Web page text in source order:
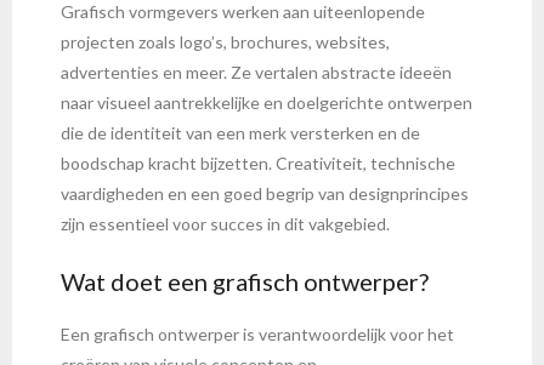
Grafisch vormgevers werken aan uiteenlopende
projecten zoals logo’s, brochures, websites,
advertenties en meer. Ze vertalen abstracte ideeën
naar visueel aantrekkelijke en doelgerichte ontwerpen
die de identiteit van een merk versterken en de
boodschap kracht bijzetten. Creativiteit, technische
vaardigheden en een goed begrip van designprincipes
zijn essentieel voor succes in dit vakgebied.
Wat doet een grafisch ontwerper?
Een grafisch ontwerper is verantwoordelijk voor het